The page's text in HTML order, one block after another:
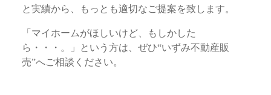
と実績から、もっとも適切なご提案を致します。
「マイホームがほしいけど、もしかした
ら・・・。」という方は、ぜひ“いずみ不動産販
売”へご相談ください。